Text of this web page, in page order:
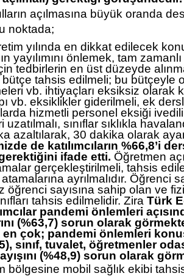
açılmasına büyük oranda
noktada;
yılında en dikkat edilecek
yayılımını önlemek, tam
tedbirlerin en üst düzeyde
bütçe tahsis edilmeli; bu bütçeyle
vb. ihtiyaçları eksiksiz olarak
vb. eksiklikler giderilmeli, ek
hizmetli personel eksiği
sınıflar sıklıkla
azaltılarak, 30 dakika olarak
de katılımcıların %66,8’i
ifade etti. Öğretmen
gerçekleştirilmeli, tahsis
ayrılmalıdır. Öğrenci
öğrenci sayısına sahip olan ve
tahsis edilmelidir. Zira Türk
pandemi önlemleri
(%63,7) sorun olarak
en çok; pandemi önlemleri
sınıf, tuvalet, öğretmenler
(%48,9) sorun olarak
bölgesine mobil sağlık ekibi